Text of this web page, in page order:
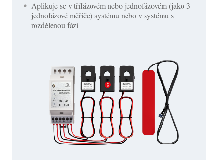
Aplikuje se v třífázovém nebo jednofázovém (jako 3
jednofázové měřiče) systému nebo v systému s
rozdělenou fází